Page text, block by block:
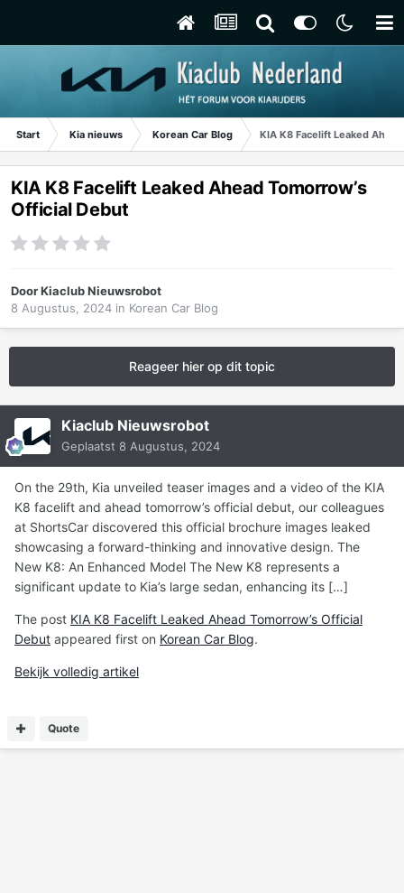
Start Kia nieuws Korean Car Blog KIA K8 Facelift Leaked
KIA K8 Facelift Leaked Ahead Tomorrow’s
Official Debut
DoorKiaclub Nieuwsrobot
8 Augustus, 2024 in Korean Car Blog
Reageer hier op dit topic
Kiaclub Nieuwsrobot
Geplaatst 8 Augustus, 2024
On the 29th, Kia unveiled teaser images and a video of the KIA
K8 facelift and ahead tomorrow’s official debut, our colleagues
at ShortsCar discovered this official brochure images leaked
showcasing a forward-thinking and innovative design. The
New K8: An Enhanced Model The New K8 represents a
significant update to Kia’s large sedan, enhancing its […]
The post KIA K8 Facelift Leaked Ahead Tomorrow’s Official
Debut appeared first on Korean Car Blog.
Bekijk volledig artikel
Quote